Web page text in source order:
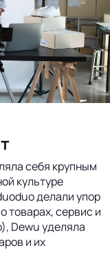
себя крупным
культуре
делали упор
товарах, сервис и
Dewu уделяла
и их